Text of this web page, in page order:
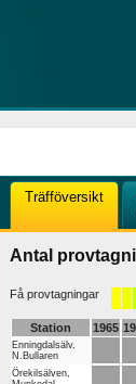
Träfföversikt
Antal
Få provtagningar
Station 1965
Enningdalsälv,
N.Bullaren
Örekilsälven,